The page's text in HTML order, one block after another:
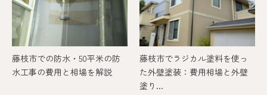
藤枝市での防水・50平米の防
水工事の費用と相場を解説
藤枝市でラジカル塗料を使っ
た外壁塗装：費用相場と外壁
塗り...